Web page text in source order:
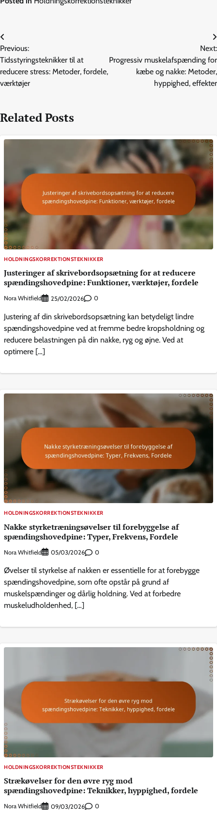
Post
navigation
Previous:
Tidsstyringsteknikker til at
reducere stress: Metoder, fordele,
værktøjer
Next:
Progressiv muskelafspænding for
kæbe og nakke: Metoder,
hyppighed, effekter
Related Posts
HOLDNINGSKORREKTIONSTEKNIKKER
Justeringer af skrivebordsopsætning for at reducere
spændingshovedpine: Funktioner, værktøjer, fordele
Nora Whitfield 25/02/2026 0
Justering af din skrivebordsopsætning kan betydeligt lindre
spændingshovedpine ved at fremme bedre kropsholdning og
reducere belastningen på din nakke, ryg og øjne. Ved at
optimere […]
HOLDNINGSKORREKTIONSTEKNIKKER
Nakke styrketræningsøvelser til forebyggelse af
spændingshovedpine: Typer, Frekvens, Fordele
Nora Whitfield 05/03/2026 0
Øvelser til styrkelse af nakken er essentielle for at forebygge
spændingshovedpine, som ofte opstår på grund af
muskelspændinger og dårlig holdning. Ved at forbedre
muskeludholdenhed, […]
HOLDNINGSKORREKTIONSTEKNIKKER
Strækøvelser for den øvre ryg mod
spændingshovedpine: Teknikker, hyppighed, fordele
Nora Whitfield 09/03/2026 0